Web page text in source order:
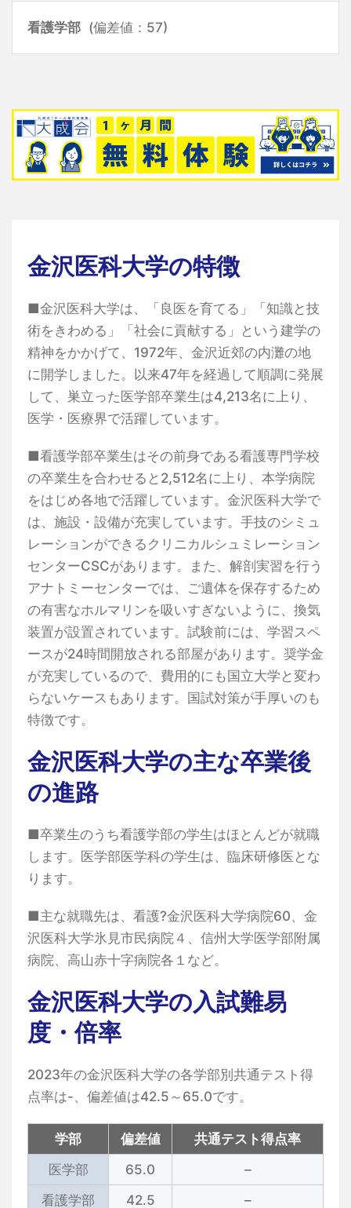
看護学部 (偏差値：57)
金沢医科大学の特徴
■金沢医科大学は、「良医を育てる」「知識と技
術をきわめる」「社会に貢献する」という建学の
精神をかかげて、1972年、金沢近郊の内灘の地
に開学しました。以来47年を経過して順調に発展
して、巣立った医学部卒業生は4,213名に上り、
医学・医療界で活躍しています。
■看護学部卒業生はその前身である看護専門学校
の卒業生を合わせると2,512名に上り、本学病院
をはじめ各地で活躍しています。金沢医科大学で
は、施設・設備が充実しています。手技のシミュ
レーションができるクリニカルシュミレーション
センターCSCがあります。また、解剖実習を行う
アナトミーセンターでは、ご遺体を保存するため
の有害なホルマリンを吸いすぎないように、換気
装置が設置されています。試験前には、学習スペ
ースが24時間開放される部屋があります。奨学金
が充実しているので、費用的にも国立大学と変わ
らないケースもあります。国試対策が手厚いのも
特徴です。
金沢医科大学の主な卒業後
の進路
■卒業生のうち看護学部の学生はほとんどが就職
します。医学部医学科の学生は、臨床研修医とな
ります。
■主な就職先は、看護?金沢医科大学病院60、金
沢医科大学氷見市民病院４、信州大学医学部附属
病院、高山赤十字病院各１など。
金沢医科大学の入試難易
度・倍率
2023年の金沢医科大学の各学部別共通テスト得
点率は-、偏差値は42.5～65.0です。
学部 偏差値
共通テスト得点率
医学部
65.0
–
看護学部
42.5 –